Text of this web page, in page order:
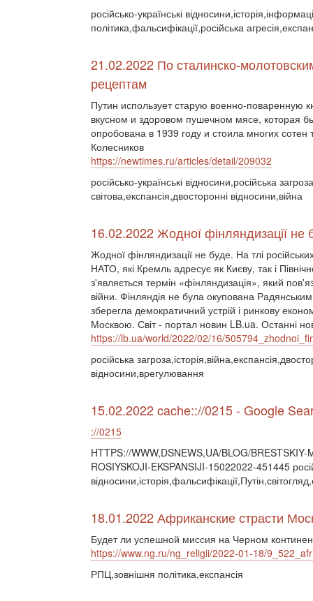
російсько-українські
політика,фальсифікації,російська
21.02.2022 По сталинско-
рецептам
Путин использует старую военно-поваренную
вкусном и здоровом пушечном мясе, которая
опробована в 1939 году и стоила многих
Колесников
https://newtimes.ru/articles/detail/209032
російсько-українські відносини,російська
світова,експансія,двосторонні відносини,війна
16.02.2022 Жодної фінляндизації не
Жодної фінляндизації не буде. На тлі
НАТО, які Кремль адресує як Києву, так і
з'являється термін «фінляндизація», який
війни. Фінляндія не була окупована
зберегла демократичний устрій і ринкову
Москвою. Світ - портал новин LB.ua. Останні
https://lb.ua/world/2022/02/16/
російська
відносини,врегулювання
15.02.2022 cache:://0215 - Google
://0215
HTTPS://WWW,DSNEWS,UA/BLOG/
ROSIYSKOJI-EKSPANSIJI-15022022-451445
18.01.2022 Африканские страсти
Будет ли успешной миссия на Черном
https://www.ng.ru/ng_religii/2022-01-18/
РПЦ,зовнішня політика,експансія